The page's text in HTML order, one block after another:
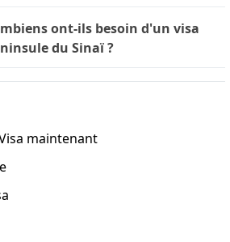
loisirs ou visites familiales). Il
un visa d'affaires
d'une ambassade.
interdit.
à long terme nécessite un
ont-ils besoin d'un visa
du Sinaï ?
pour les courts séjours, car
de
el-Cheikh, Dahab, Taba ou
maintenant